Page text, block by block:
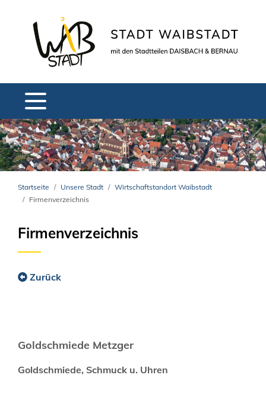
Startseite Unsere Stadt
Wirtschaftstandort Waibstadt
Firmenverzeichnis
Firmenverzeichnis
Zurück
Goldschmiede Metzger
Goldschmiede, Schmuck u. Uhren